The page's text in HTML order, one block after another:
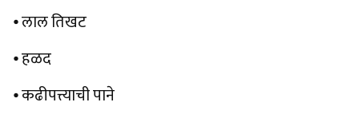
⦁ लाल तिखट
⦁ हळद
⦁ कढीपत्त्याची पाने